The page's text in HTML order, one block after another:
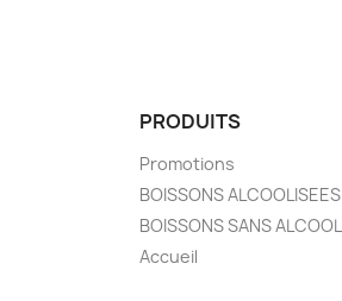
PRODUITS
Promotions
BOISSONS ALCOOLISEES
BOISSONS SANS ALCOOL
Accueil